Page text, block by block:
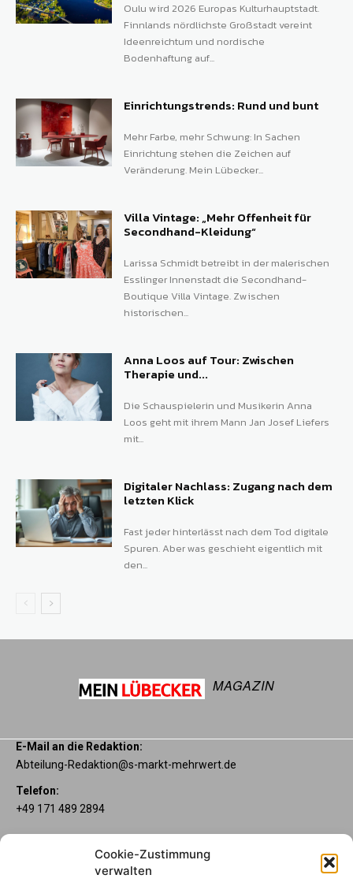
Cookie-Zustimmung
verwalten
Oulu wird 2026 Europas Kulturhauptstadt.
Finnlands nördlichste Großstadt vereint
Ideenreichtum und nordische
Bodenhaftung auf...
Einrichtungstrends: Rund und bunt
Mehr Farbe, mehr Schwung: In Sachen
Einrichtung stehen die Zeichen auf
Veränderung. Mein Lübecker...
Villa Vintage: „Mehr Offenheit für
Secondhand-Kleidung“
Larissa Schmidt betreibt in der malerischen
Esslinger Innenstadt die Secondhand-
Boutique Villa Vintage. Zwischen
historischen...
Anna Loos auf Tour: Zwischen
Therapie und...
Die Schauspielerin und Musikerin Anna
Loos geht mit ihrem Mann Jan Josef Liefers
mit...
Digitaler Nachlass: Zugang nach dem
letzten Klick
Fast jeder hinterlässt nach dem Tod digitale
Spuren. Aber was geschieht eigentlich mit
den...
MAGAZIN
E-Mail an die Redaktion:
Abteilung-Redaktion@s-markt-mehrwert.de
Telefon:
+49 171 489 2894
Wenn’s um Geld geht, hat jeder ganz individuelle Vorstellungen.